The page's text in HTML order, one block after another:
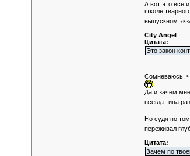
А вот это все
школе
выпускном
City Angel
Цитата:
Это закон
Сомневаюсь,
Да и зачем
всегда типа
Но судя по
переживал
Цитата:
Зачем по